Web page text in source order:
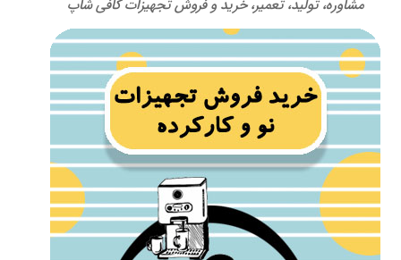
مشاوره، تولید، تعمیر، خرید و فروش تجهیزات کافی شاپ